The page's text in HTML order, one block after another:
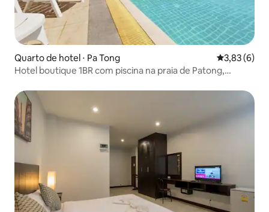
Quarto de hotel ⋅ Pa Tong 3,83 de
3,83 (6)
Hotel boutique 1BR com piscina na praia de Patong,